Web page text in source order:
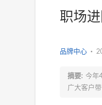
职场
品牌中心
摘要: 今年
广大客户